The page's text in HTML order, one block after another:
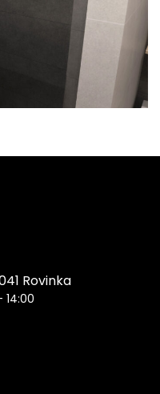
Rovinka
14:00